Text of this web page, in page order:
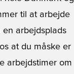
til at arbejde
en arbejdsplads
at du måske er
arbejdstimer om